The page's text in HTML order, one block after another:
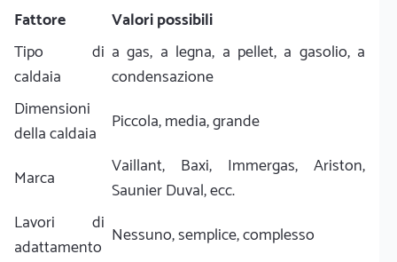
Fattore
Valori possibili
Tipo di
caldaia
a gas, a legna, a pellet, a gasolio, a
condensazione
Dimensioni
della caldaia
Piccola, media, grande
Marca
Vaillant, Baxi, Immergas, Ariston,
Saunier Duval, ecc.
Lavori di
adattamento Nessuno, semplice, complesso